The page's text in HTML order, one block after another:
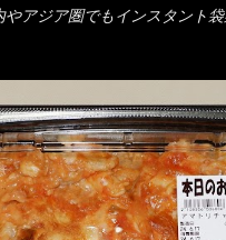
ツと御飯にカレーがかかってい
あるトンカツです。 それも揚
食出来なければ、漢では無い！
この他も、兎に角ボリューム満
ーは、トンカツが2枚重ねて出
にしたらしいけど・・・
やアジア圏でもインスタント
、OKストアで見かけ思わず
と＜数量限定＞宮崎辛麺風ラ
グサッと・・・・ 棒状インス
りました。 か・ら・め・ん・
清からも出されている、辛口の
したら、酸辣湯麺？なんてね